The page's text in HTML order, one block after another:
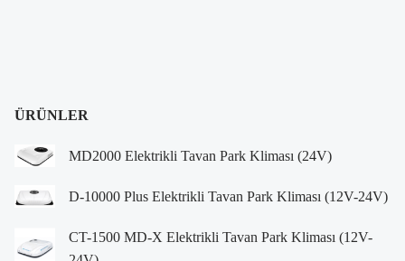
ÜRÜNLER
MD2000 Elektrikli Tavan Park Kliması (24V)
D-10000 Plus Elektrikli Tavan Park Kliması (12V-24V)
CT-1500 MD-X Elektrikli Tavan Park Kliması (12V-